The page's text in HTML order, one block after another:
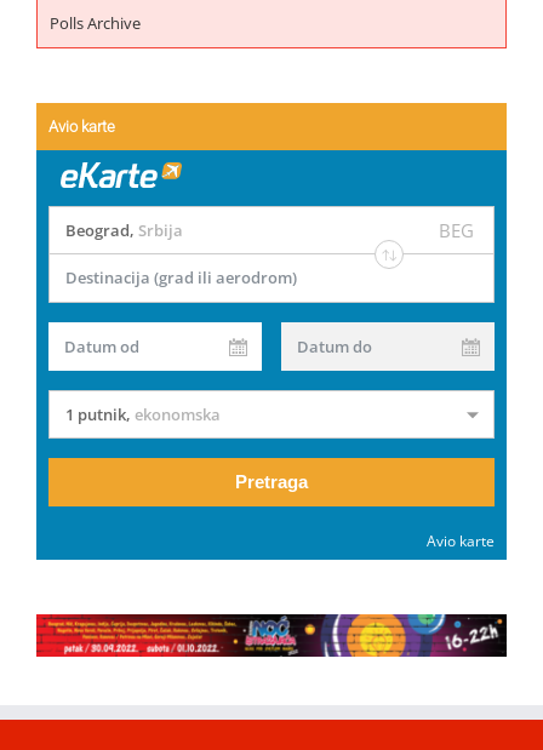
Polls Archive
Avio karte
Beograd, Srbija BEG
Destinacija (grad ili aerodrom)
Datum od Datum do
1 putnik, ekonomska
Pretraga
Avio karte